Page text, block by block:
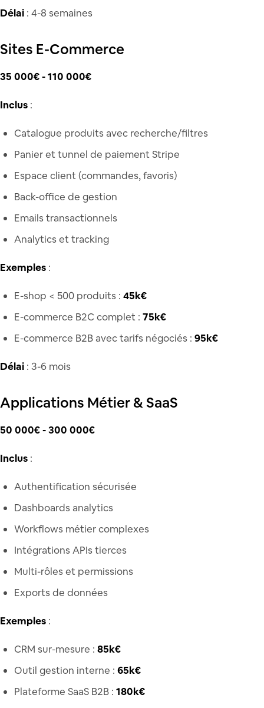
Délai : 4-8 semaines
Sites E-Commerce
35 000€ - 110 000€
Inclus :
Catalogue produits avec recherche/filtres
Panier et tunnel de paiement Stripe
Espace client (commandes, favoris)
Back-office de gestion
Emails transactionnels
Analytics et tracking
Exemples :
E-shop < 500 produits : 45k€
E-commerce B2C complet : 75k€
E-commerce B2B avec tarifs négociés : 95k€
Délai : 3-6 mois
Applications Métier & SaaS
50 000€ - 300 000€
Inclus :
Authentification sécurisée
Dashboards analytics
Workflows métier complexes
Intégrations APIs tierces
Multi-rôles et permissions
Exports de données
Exemples :
CRM sur-mesure : 85k€
Outil gestion interne : 65k€
Plateforme SaaS B2B : 180k€